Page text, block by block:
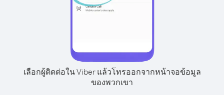
เลือกผู้ติดต่อใน Viber แล้วโทรออกจากหน้าจอข้อมูล
ของพวกเขา